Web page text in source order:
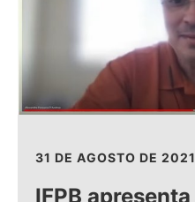
31 DE AGOSTO DE 2021
IFPB